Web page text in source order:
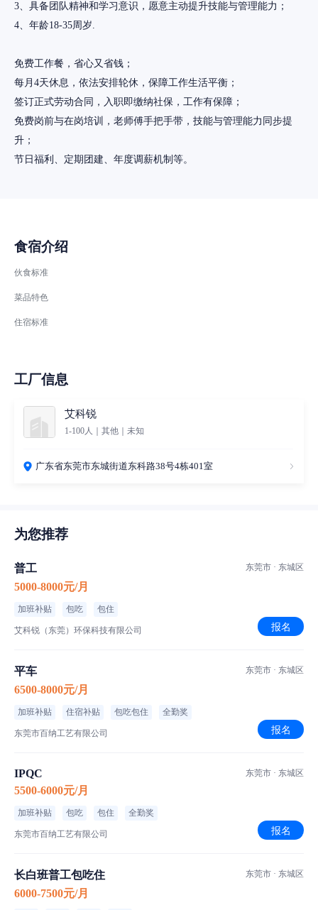
3、具备团队精神和学习意识，愿意主动提升技能与管理能力；
4、年龄18-35周岁.
免费工作餐，省心又省钱；
每月4天休息，依法安排轮休，保障工作生活平衡；
签订正式劳动合同，入职即缴纳社保，工作有保障；
免费岗前与在岗培训，老师傅手把手带，技能与管理能力同步提
升；
节日福利、定期团建、年度调薪机制等。
食宿介绍
伙食标准
菜品特色
住宿标准
工厂信息
艾科锐
1-100人｜其他｜未知
广东省东莞市东城街道东科路38号4栋401室
为您推荐
普工
5000-8000元/月
加班补贴 包吃 包住
艾科锐（东莞）环保科技有限公司
东莞市 · 东城区
报名
平车
6500-8000元/月
加班补贴 住宿补贴 包吃包住 全勤奖
东莞市百纳工艺有限公司
东莞市 · 东城区
报名
IPQC
5500-6000元/月
加班补贴 包吃 包住 全勤奖
东莞市百纳工艺有限公司
东莞市 · 东城区
报名
长白班普工包吃住
6000-7500元/月
东莞市 · 东城区